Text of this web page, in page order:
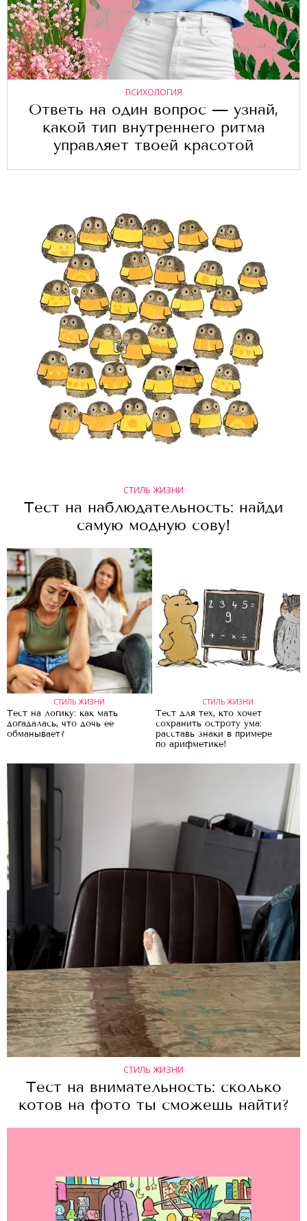
ПСИХОЛОГИЯ
Ответь на один вопрос — узнай,
какой тип внутреннего ритма
управляет твоей красотой
СТИЛЬ ЖИЗНИ
Тест на наблюдательность: найди
самую модную сову!
СТИЛЬ ЖИЗНИ
Тест на логику: как мать
догадалась, что дочь ее
обманывает?
СТИЛЬ ЖИЗНИ
Тест для тех, кто хочет
сохранить остроту ума:
расставь знаки в примере
по арифметике!
СТИЛЬ ЖИЗНИ
Тест на внимательность: сколько
котов на фото ты сможешь найти?